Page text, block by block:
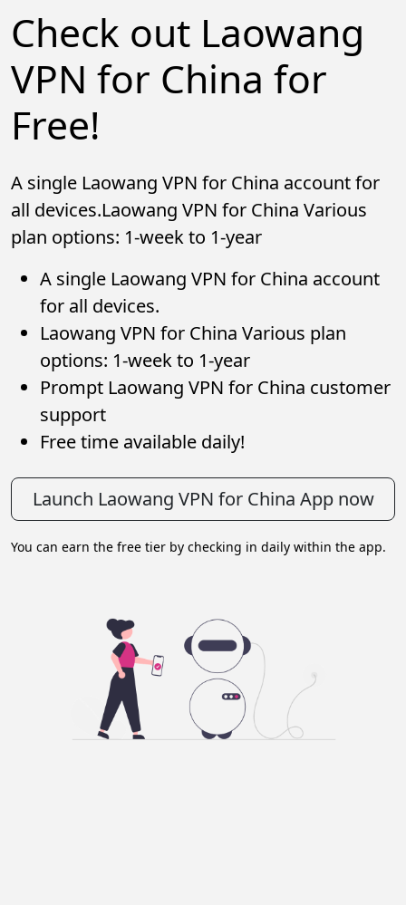
Check out Laowang
VPN for China for
Free!
A single Laowang VPN for China account for
all devices.Laowang VPN for China Various
plan options: 1-week to 1-year
A single Laowang VPN for China account
for all devices.
Laowang VPN for China Various plan
options: 1-week to 1-year
Prompt Laowang VPN for China customer
support
Free time available daily!
Launch Laowang VPN for China App now
You can earn the free tier by checking in daily within the app.